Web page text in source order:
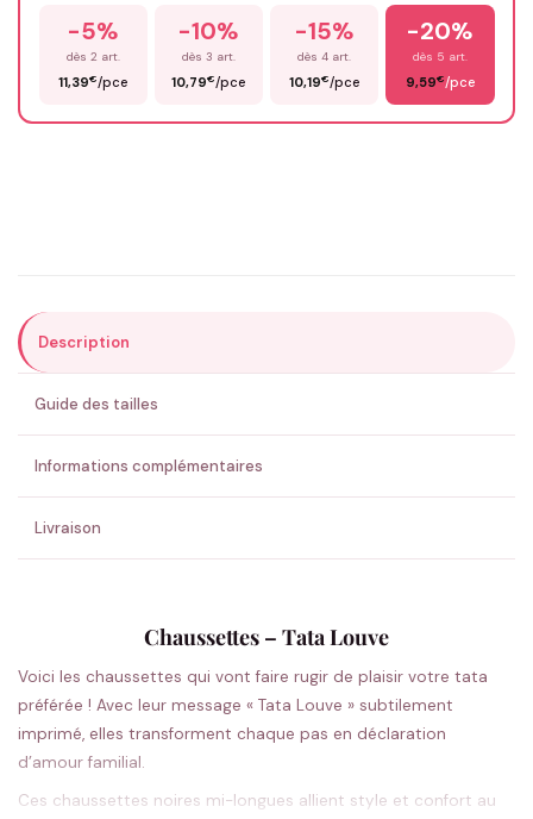
Prénom*
ENVOYER MA DEMANDE ✨
💚 Retour sous 24-48h🇫🇷 Flocage en France✅ Validation avant fabrication
-5%
dès 2 art.
11,39€/pce
-10%
dès 3 art.
10,79€/pce
-15%
dès 4 art.
10,19€/pce
-20%
dès 5 art.
9,59€/pce
Description
Guide des tailles
Informations complémentaires
Livraison
Chaussettes – Tata Louve
Voici les chaussettes qui vont faire rugir de plaisir votre tata
préférée ! Avec leur message « Tata Louve » subtilement
imprimé, elles transforment chaque pas en déclaration
d’amour familial.
Ces chaussettes noires mi-longues allient style et confort au